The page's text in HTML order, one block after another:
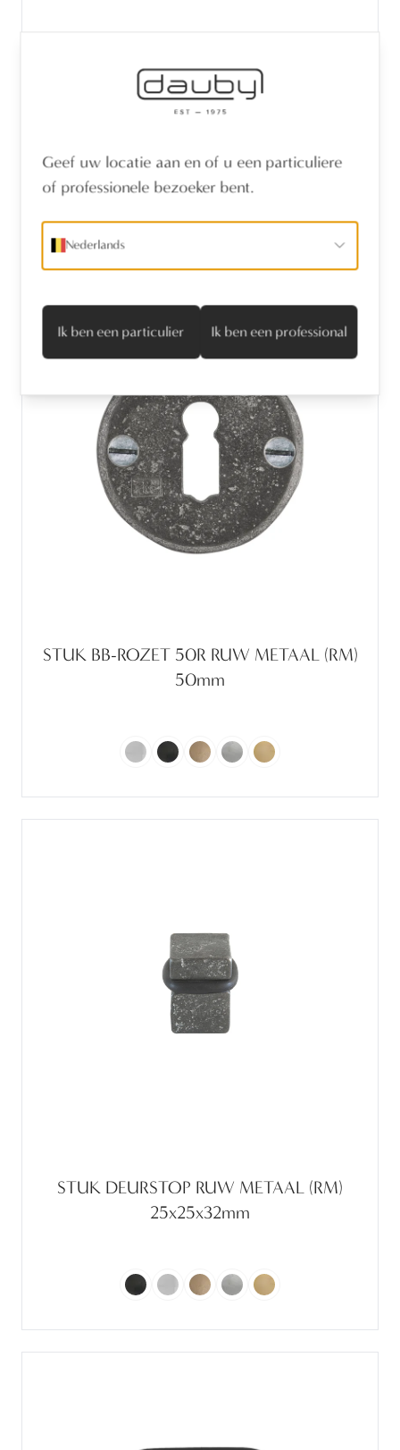
STUK BB-ROZET 50F VEROUDERD IJZER -
STUK BB-ROZET 50R RUW METAAL (RM)
50mm
STUK DEURSTOP RUW METAAL (RM)
25x25x32mm
Geef uw locatie aan en of u een particuliere
of professionele bezoeker bent.
Nederlands
Ik ben een particulier Ik ben een professional